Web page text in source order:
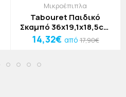
Μικροέπιπλα
Tabouret Παιδικό
Σκαμπό 36x19,1x18,5cm
Πορτοκαλί
14,32€ από 17,90€